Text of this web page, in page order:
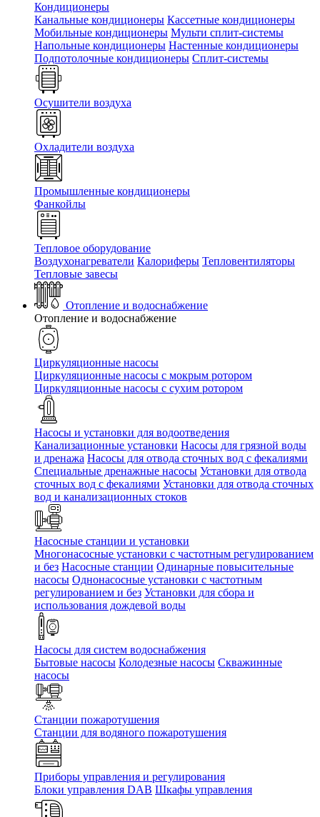
Кондиционеры
Канальные кондиционеры Кассетные кондиционеры
Мобильные кондиционеры Мульти сплит-системы
Напольные кондиционеры Настенные кондиционеры
Подпотолочные кондиционеры Сплит-системы
Осушители воздуха
Охладители воздуха
Промышленные кондиционеры
Фанкойлы
Тепловое оборудование
Воздухонагреватели Калориферы Тепловентиляторы
Тепловые завесы
Отопление и водоснабжение
Отопление и водоснабжение
Циркуляционные насосы
Циркуляционные насосы с мокрым ротором
Циркуляционные насосы с сухим ротором
Насосы и установки для водоотведения
Канализационные установки Насосы для грязной воды
и дренажа Насосы для отвода сточных вод c фекалиями
Специальные дренажные насосы Установки для отвода
сточных вод c фекалиями Установки для отвода сточных
вод и канализационных стоков
Насосные станции и установки
Многонасосные установки с частотным регулированием
и без Насосные станции Одинарные повысительные
насосы Однонасосные установки с частотным
регулированием и без Установки для сбора и
использования дождевой воды
Насосы для систем водоснабжения
Бытовые насосы Колодезные насосы Скважинные
насосы
Станции пожаротушения
Станции для водяного пожаротушения
Приборы управления и регулирования
Блоки управления DAB Шкафы управления